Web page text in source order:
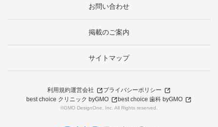
お問い合わせ
掲載のご案内
サイトマップ
利用規約運営会社
プライバシーポリシー
best choice クリニック byGMO
best choice 歯科 byGMO
©GMO DesignOne, Inc. All Rights reserved.